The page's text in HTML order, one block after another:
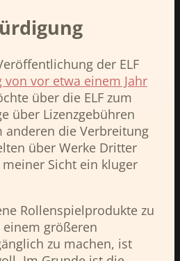
der ELF
von vor etwa einem Jahr
über die ELF zum
über Lizenzgebühren
anderen die Verbreitung
über Werke Dritter
Sicht ein kluger
Rollenspielprodukte zu
größeren
zu machen, ist